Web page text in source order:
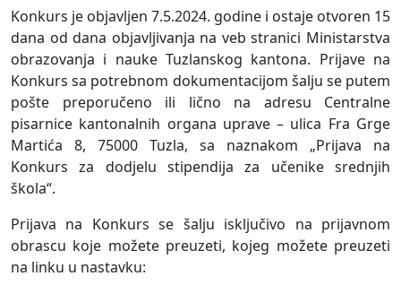
Konkurs je objavljen 7.5.2024. godine i ostaje otvoren 15
dana od dana objavljivanja na veb stranici Ministarstva
obrazovanja i nauke Tuzlanskog kantona. Prijave na
Konkurs sa potrebnom dokumentacijom šalju se putem
pošte preporučeno ili lično na adresu Centralne
pisarnice kantonalnih organa uprave – ulica Fra Grge
Martića 8, 75000 Tuzla, sa naznakom „Prijava na
Konkurs za dodjelu stipendija za učenike srednjih
škola“.
Prijava na Konkurs se šalju isključivo na prijavnom
obrascu koje možete preuzeti, kojeg možete preuzeti
na linku u nastavku: